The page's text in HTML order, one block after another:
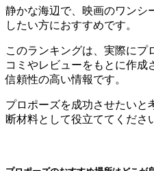
静かな海辺で、映画のワンシ
したい方におすすめです。
このランキングは、実際にプ
コミやレビューをもとに作成
信頼性の高い情報です。
プロポーズを成功させたいと
断材料として役立ててくださ